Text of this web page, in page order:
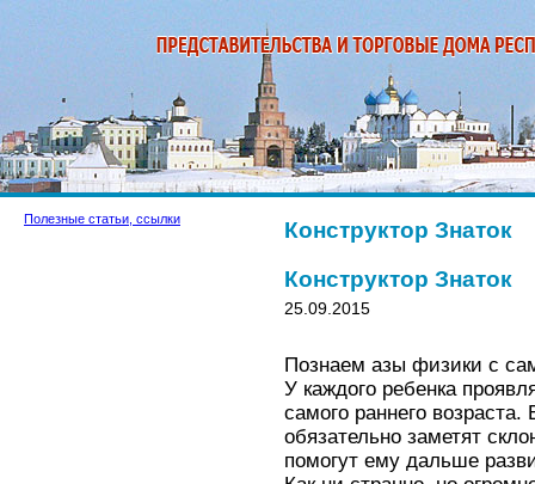
Полезные статьи, ссылки
Конструктор Знаток
Конструктор Знаток
25.09.2015
Познаем азы физики с
У каждого ребенка
самого раннего
обязательно заметят
помогут ему дальше